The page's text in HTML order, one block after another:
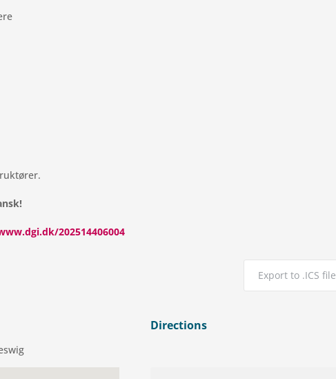
202514406004
Export to .ICS file
Directions